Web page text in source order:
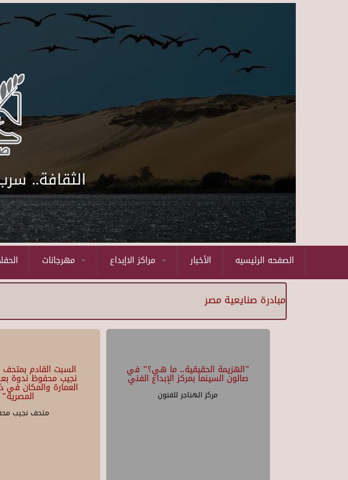
الثقافة..
الأخبار الصفحه الرئيسيه
مبادرة صنايعية مصر
السبت القادم بمتحف
نجيب محفوظ ندوة
العمارة والمكان في
المصرية"
متحف نجيب
"الهزيمة الحقيقية.. ما هي؟" في
صالون السينما بمركز الإبداع الفني
مركز الهناجر للفنون